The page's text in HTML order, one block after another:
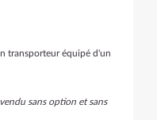
transporteur équipé d'un
sans option et sans